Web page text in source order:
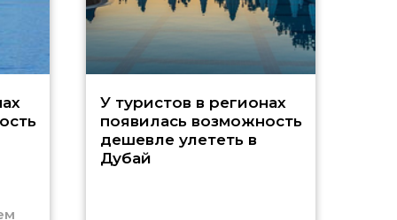
У туристов в регионах
появилась возможность
дешевле улететь в
Дубай